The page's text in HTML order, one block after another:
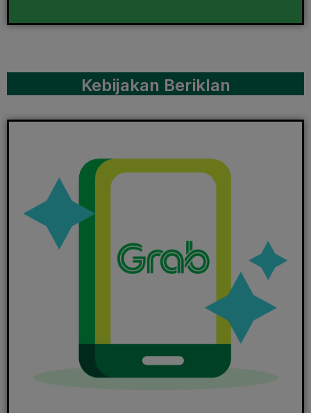
Kebijakan Beriklan